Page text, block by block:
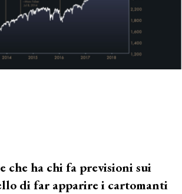
che ha chi fa previsioni sui
di far apparire i cartomanti